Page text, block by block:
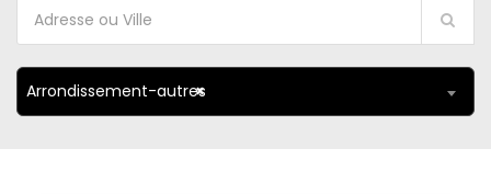
×
Arrondissement-autres